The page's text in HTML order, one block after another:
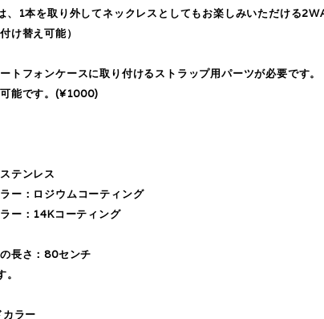
、1本を取り外してネックレスとしてもお楽しみいただける
け替え可能）
トフォンケースに取り付けるストラップ用パーツが必要です。
能です。(¥1000)
テンレス
ロジウムコーティング
14Kコーティング
長さ：80センチ
カラー